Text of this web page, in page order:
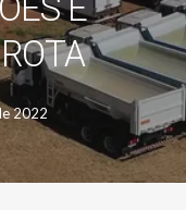
E
2022